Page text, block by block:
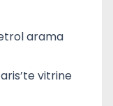
arama
vitrine